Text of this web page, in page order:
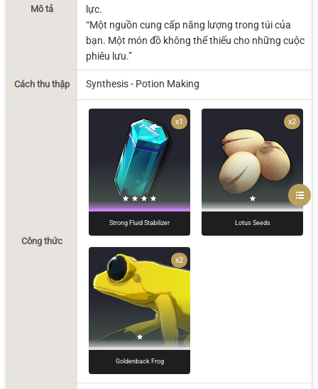
Mô tả
lực.
“Một nguồn cung cấp năng lượng trong túi của
bạn. Một món đồ không thể thiếu cho những cuộc
phiêu lưu.”
Cách thu thập Synthesis - Potion Making
Công thức
Strong Fluid Stabilizer
x1
Lotus Seeds
x2
Goldenback Frog
x2